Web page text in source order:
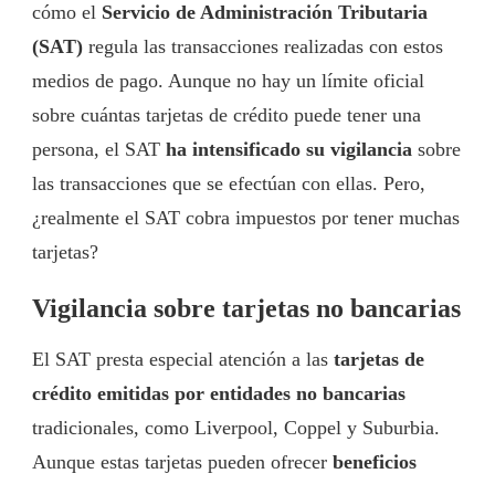
cómo el Servicio de Administración Tributaria
(SAT) regula las transacciones realizadas con estos
medios de pago. Aunque no hay un límite oficial
sobre cuántas tarjetas de crédito puede tener una
persona, el SAT ha intensificado su vigilancia sobre
las transacciones que se efectúan con ellas. Pero,
¿realmente el SAT cobra impuestos por tener muchas
tarjetas?
Vigilancia sobre tarjetas no bancarias
El SAT presta especial atención a las tarjetas de
crédito emitidas por entidades no bancarias
tradicionales, como Liverpool, Coppel y Suburbia.
Aunque estas tarjetas pueden ofrecer beneficios